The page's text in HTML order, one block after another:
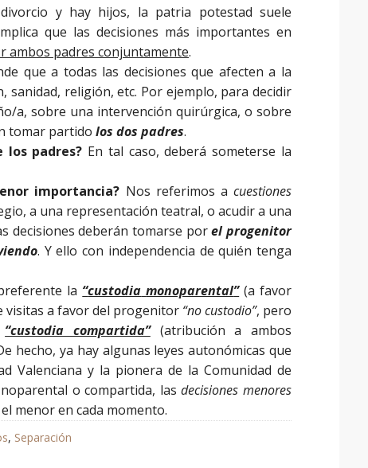
y hay hijos, la patria potestad suele
que las decisiones más importantes en
ambos padres conjuntamente.
que a todas las decisiones que afecten a la
sanidad, religión, etc. Por ejemplo, para decidir
a, sobre una intervención quirúrgica, o sobre
tomar partido los dos padres.
los padres? En tal caso, deberá someterse la
importancia? Nos referimos acuestiones
a una representación teatral, o acudir a una
decisiones deberán tomarse porel progenitor
. Y ello con independencia de quién tenga
la “custodia monoparental”(a favor
visitas a favor del progenitor “no custodio”, pero
“custodia compartida”(atribución a ambos
hecho, ya hay algunas leyes autonómicas que
Valenciana y la pionera de la Comunidad de
o compartida, lasdecisiones menores
menor en cada momento.
, Separación